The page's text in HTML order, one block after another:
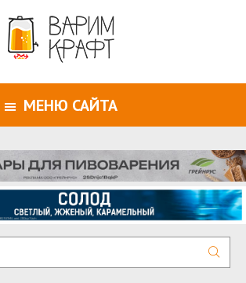
МЕНЮ САЙТА